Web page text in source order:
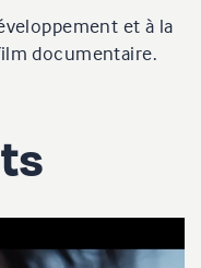
et à la
documentaire.